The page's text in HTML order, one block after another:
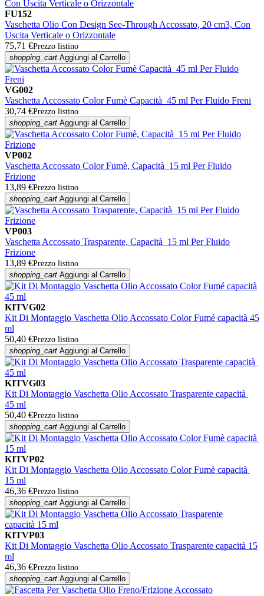
FU152
Vaschetta Olio Con Design See-Through Accossato, 20 cm3, Con
Uscita Verticale o Orizzontale
75,71 €Prezzo listino
shopping_cart Aggiungi al Carrello
VG002
Vaschetta Accossato Color Fumè Capacità 45 ml Per Fluido Freni
30,74 €Prezzo listino
shopping_cart Aggiungi al Carrello
VP002
Vaschetta Accossato Color Fumè, Capacità 15 ml Per Fluido
Frizione
13,89 €Prezzo listino
shopping_cart Aggiungi al Carrello
VP003
Vaschetta Accossato Trasparente, Capacità 15 ml Per Fluido
Frizione
13,89 €Prezzo listino
shopping_cart Aggiungi al Carrello
KITVG02
Kit Di Montaggio Vaschetta Olio Accossato Color Fumé capacità 45
ml
50,40 €Prezzo listino
shopping_cart Aggiungi al Carrello
KITVG03
Kit Di Montaggio Vaschetta Olio Accossato Trasparente capacità
45 ml
50,40 €Prezzo listino
shopping_cart Aggiungi al Carrello
KITVP02
Kit Di Montaggio Vaschetta Olio Accossato Color Fumè capacità
15 ml
46,36 €Prezzo listino
shopping_cart Aggiungi al Carrello
KITVP03
Kit Di Montaggio Vaschetta Olio Accossato Trasparente capacità 15
ml
46,36 €Prezzo listino
shopping_cart Aggiungi al Carrello